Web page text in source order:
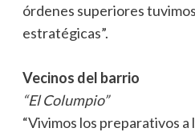
órdenes superiores
estratégicas”.
Vecinos del barrio
“El Columpio”
“Vivimos los preparativos a